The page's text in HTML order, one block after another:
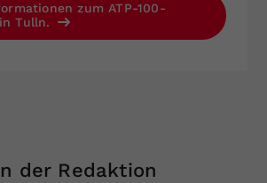
zum ATP-100-
Tulln.
der Redaktion